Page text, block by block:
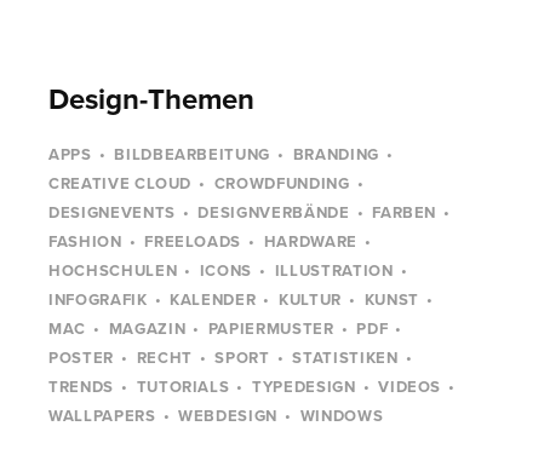
Design-Themen
APPS BILDBEARBEITUNG
BRANDING
CREATIVE CLOUD
CROWDFUNDING
DESIGNEVENTS
DESIGNVERBÄNDE
FARBEN
FASHION
FREELOADS
HARDWARE
HOCHSCHULEN
ICONS
ILLUSTRATION
INFOGRAFIK
KALENDER KULTUR
KUNST
MAC
MAGAZIN PAPIERMUSTER
PDF
POSTER
RECHT SPORT
STATISTIKEN
TRENDS
TUTORIALS TYPEDESIGN
VIDEOS
WALLPAPERS
WEBDESIGN WINDOWS